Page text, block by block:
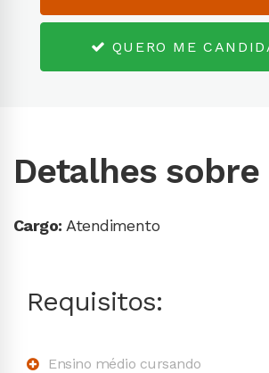
QUERO ME
Detalhes sobre
Cargo: Atendimento
Requisitos:
Ensino médio cursando